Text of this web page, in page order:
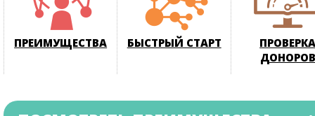
ПРЕИМУЩЕСТВА БЫСТРЫЙ СТАРТ
ДОНОРОВ